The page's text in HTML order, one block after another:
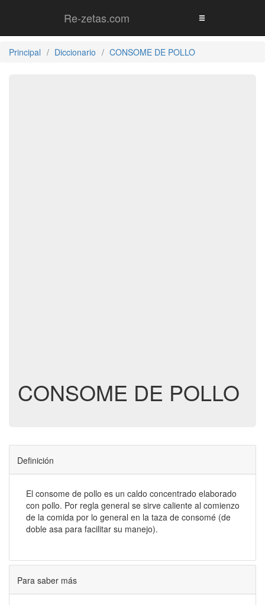
Re-zetas.com
Principal Diccionario CONSOME DE POLLO
CONSOME DE POLLO
Definición
El consome de pollo es un caldo concentrado elaborado
con pollo. Por regla general se sirve caliente al comienzo
de la comida por lo general en la taza de consomé (de
doble asa para facilitar su manejo).
Para saber más